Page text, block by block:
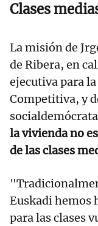
Clases
La misión de
de Ribera, en
ejecutiva para
Competitiva, y
la vivienda no
de las clases
Euskadi hemos
para las clases